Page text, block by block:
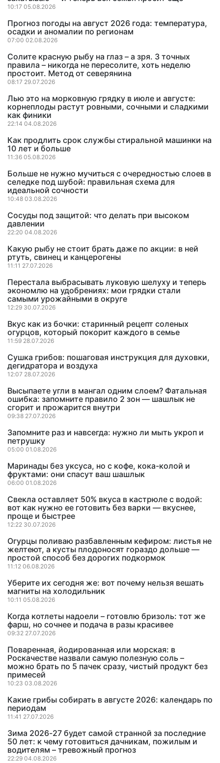
10:17 05.08.2026
Прогноз погоды на август 2026 года: температура,
осадки и аномалии по регионам
07:00 02.08.2026
Солите красную рыбу на глаз – а зря. 3 точных
правила – никогда не пересолите, хоть неделю
простоит. Метод от северянина
08:17 29.07.2026
Лью это на морковную грядку в июле и августе:
корнеплоды растут ровными, сочными и сладкими
как финики
22:14 04.08.2026
Как продлить срок службы стиральной машинки на
10 лет и больше
11:36 05.08.2026
Больше не нужно мучиться с очередностью слоев в
селедке под шубой: правильная схема для
идеальной сочности
10:48 03.08.2026
Сосуды под защитой: что делать при высоком
давлении
22:20 04.08.2026
Какую рыбу не стоит брать даже по акции: в ней
ртуть, свинец и канцерогены
11:11 27.07.2026
Перестала выбрасывать луковую шелуху и теперь
экономлю на удобрениях: мои грядки стали
самыми урожайными в округе
12:29 30.07.2026
Вкус как из бочки: старинный рецепт соленых
огурцов, который покорит каждого в семье
11:59 28.07.2026
Сушка грибов: пошаговая инструкция для духовки,
дегидратора и воздуха
12:07 28.07.2026
Высыпаете угли в мангал одним слоем? Фатальная
ошибка: запомните правило 2 зон — шашлык не
сгорит и прожарится внутри
09:38 27.07.2026
Запомните раз и навсегда: нужно ли мыть укроп и
петрушку
05:00 01.08.2026
Маринады без уксуса, но с кофе, кока-колой и
фруктами: они спасут ваш шашлык
06:00 01.08.2026
Свекла оставляет 50% вкуса в кастрюле с водой:
вот как нужно ее готовить без варки — вкуснее,
проще и быстрее
12:22 30.07.2026
Огурцы поливаю разбавленным кефиром: листья не
желтеют, а кусты плодоносят гораздо дольше —
простой способ без дорогих подкормок
11:12 06.08.2026
Уберите их сегодня же: вот почему нельзя вешать
магниты на холодильник
10:11 05.08.2026
Когда котлеты надоели – готовлю бризоль: тот же
фарш, но сочнее и подача в разы красивее
09:32 27.07.2026
Поваренная, йодированная или морская: в
Роскачестве назвали самую полезную соль –
можно брать по 5 пачек сразу, чистый продукт без
примесей
10:23 03.08.2026
Какие грибы собирать в августе 2026: календарь по
периодам
11:41 27.07.2026
Зима 2026-27 будет самой странной за последние
50 лет: к чему готовиться дачникам, пожилым и
водителям – тревожный прогноз
22:29 04.08.2026